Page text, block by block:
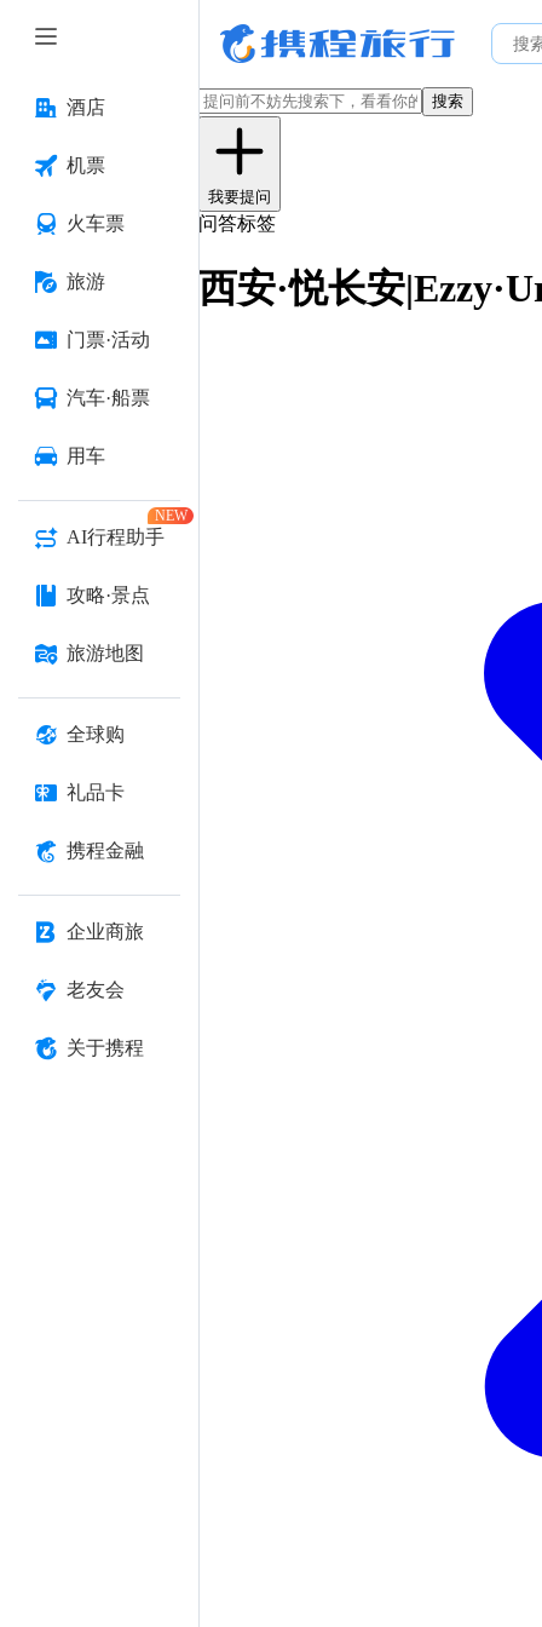
酒店
机票
火车票
旅游
门票·活动
汽车·船票
用车
AI行程助手
NEW
攻略·景点
旅游地图
全球购
礼品卡
携程金融
企业商旅
老友会
关于携程
搜索
我要提问
问答标签
西安·悦长安